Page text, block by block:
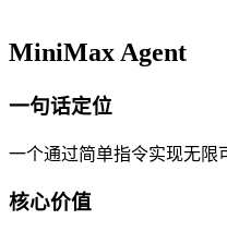
MiniMax Agent
一句话定位
一个通过简单指令实现无限
核心价值